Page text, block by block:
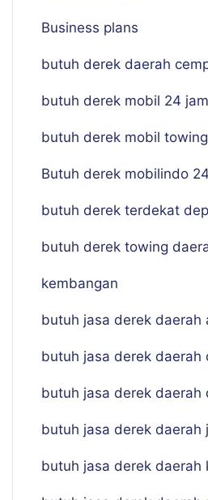
Business plans
butuh derek daerah
butuh derek mobil 24
butuh derek mobil
Butuh derek mobilindo
butuh derek terdekat
butuh derek towing
kembangan
butuh jasa derek daerah
butuh jasa derek daerah
butuh jasa derek daerah
butuh jasa derek daerah
butuh jasa derek daerah